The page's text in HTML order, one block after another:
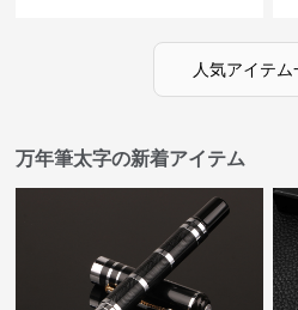
人気アイテ
万年筆太字の新着アイテム